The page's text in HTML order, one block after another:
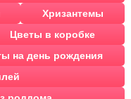
Хризантемы
Цветы в коробке
на день рождения